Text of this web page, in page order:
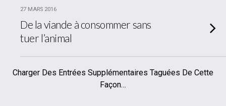
27 MARS 2016
De la viande à consommer sans
tuer l’animal
Charger Des Entrées Supplémentaires Taguées De Cette
Façon…